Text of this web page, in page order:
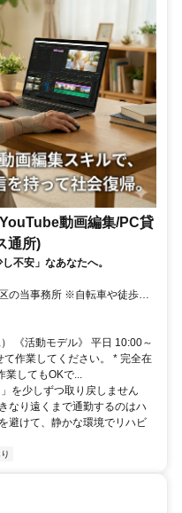
動画編集/PC貸
通所)
不安」なあなたへ。
の当事務所 ※自転車や徒歩、
《活動モデル》 平日 10:00～
作業してください。 * 完全在
業してもOKで...
を少しずつ取り戻しません
なり遠くまで通勤するのはハ
避けて、静かな環境でリハビ